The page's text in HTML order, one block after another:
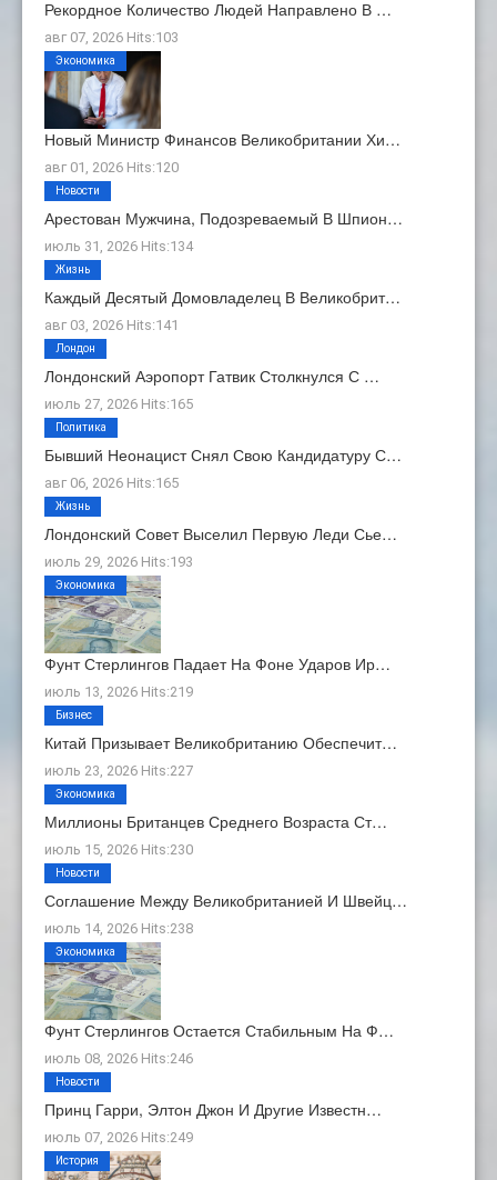
Рекордное Количество Людей Направлено В …
авг 07, 2026 Hits:103
Новый Министр Финансов Великобритании Хи…
авг 01, 2026 Hits:120
Экономика
Арестован Мужчина, Подозреваемый В Шпион…
июль 31, 2026 Hits:134
Новости
Каждый Десятый Домовладелец В Великобрит…
авг 03, 2026 Hits:141
Жизнь
Лондонский Аэропорт Гатвик Столкнулся С …
июль 27, 2026 Hits:165
Лондон
Бывший Неонацист Снял Свою Кандидатуру С…
авг 06, 2026 Hits:165
Политика
Лондонский Совет Выселил Первую Леди Сье…
июль 29, 2026 Hits:193
Жизнь
Фунт Стерлингов Падает На Фоне Ударов Ир…
июль 13, 2026 Hits:219
Экономика
Китай Призывает Великобританию Обеспечит…
июль 23, 2026 Hits:227
Бизнес
Миллионы Британцев Среднего Возраста Ст…
июль 15, 2026 Hits:230
Экономика
Соглашение Между Великобританией И Швейц…
июль 14, 2026 Hits:238
Новости
Фунт Стерлингов Остается Стабильным На Ф…
июль 08, 2026 Hits:246
Экономика
Принц Гарри, Элтон Джон И Другие Известн…
июль 07, 2026 Hits:249
Новости
История